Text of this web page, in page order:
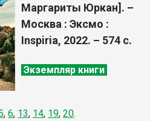
Маргариты Юркан]. –
Москва : Эксмо :
Inspiria, 2022. – 574 с.
Экземпляр книги
, 6, 13, 14, 19, 20.